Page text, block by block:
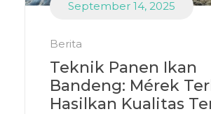
September 14, 2025
Berita
Teknik Panen Ikan
Bandeng: Mérek
Hasilkan Kualitas